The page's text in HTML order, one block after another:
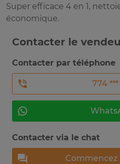
Super efficace 4 en 1,
économique.
Contacter le
Contacter par téléphone
774 ***
Contacter via le chat
Commencez